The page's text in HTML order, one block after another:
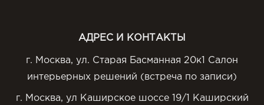
АДРЕС И КОНТАКТЫ
г. Москва, ул. Старая Басманная 20к1 Салон
интерьерных решений (встреча по записи)
г. Москва, ул Каширское шоссе 19/1 Каширский